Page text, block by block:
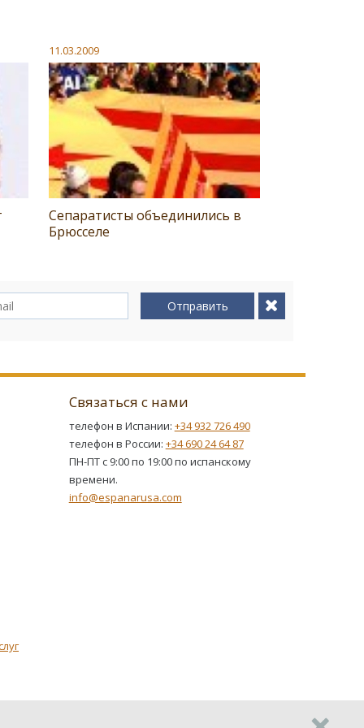
11.03.2009
Сепаратисты объединились в
Брюсселе
Отправить
Связаться с нами
телефон в Испании: +34 932 726 490
телефон в России: +34 690 24 64 87
ПН-ПТ с 9:00 по 19:00 по испанскому
времени.
info@espanarusa.com